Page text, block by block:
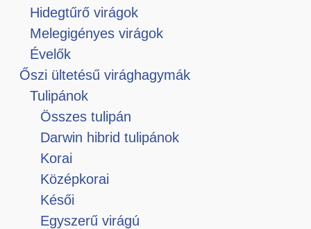
Hidegtűrő virágok
Melegigényes virágok
Évelők
Őszi ültetésű virághagymák
Tulipánok
Összes tulipán
Darwin hibrid tulipánok
Korai
Középkorai
Késői
Egyszerű virágú